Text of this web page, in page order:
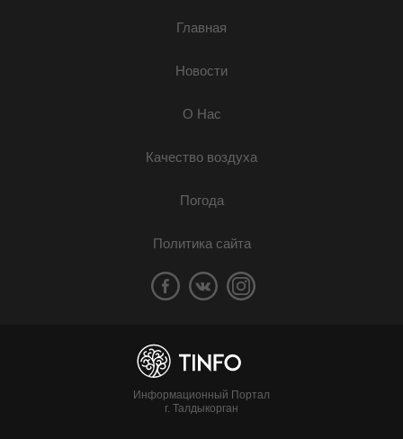
Главная
Новости
О Нас
Качество воздуха
Погода
Политика сайта
Информационный Портал
г. Талдыкорган